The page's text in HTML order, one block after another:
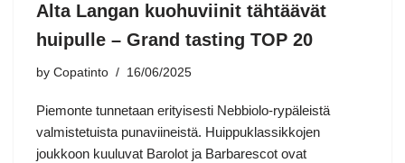
Alta Langan kuohuviinit tähtäävät
huipulle – Grand tasting TOP 20
by Copatinto 16/06/2025
Piemonte tunnetaan erityisesti Nebbiolo-rypäleistä
valmistetuista punaviineistä. Huippuklassikkojen
joukkoon kuuluvat Barolot ja Barbarescot ovat